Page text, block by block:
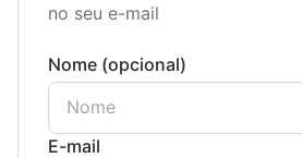
no seu e-mail
Nome (opcional)
E-mail